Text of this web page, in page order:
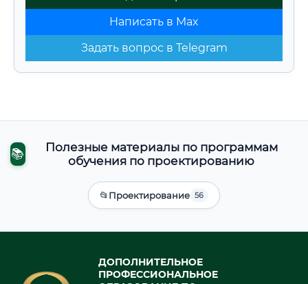
Написать в Max
Задать вопрос в Telegram
📚
Полезные материалы по программам
обучения по проектированию
📂Проектирование 56
ДОПОЛНИТЕЛЬНОЕ
ПРОФЕССИОНАЛЬНОЕ